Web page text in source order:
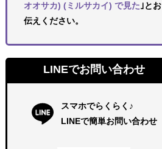
オオサカ) (ミルサカイ) で見た ｣とお
伝えください。
LINEでお問い合わせ
スマホでらくらく♪
LINEで簡単お問い合わせ